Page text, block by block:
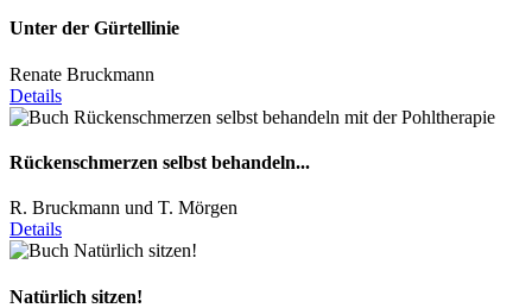
Unter der Gürtellinie
Renate Bruckmann
Details
Rückenschmerzen selbst behandeln...
R. Bruckmann und T. Mörgen
Details
Natürlich sitzen!